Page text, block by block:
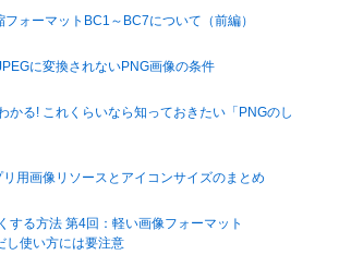
フォーマットBC1～BC7について（前編）
に変換されないPNG画像の条件
かる! これくらいなら知っておきたい「PNGのし
用画像リソースとアイコンサイズのまとめ
する方法 第4回：軽い画像フォーマット
し使い方には要注意